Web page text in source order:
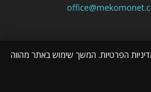
אפוורלד - מגזין שיווק באינטרנט
הפרטיות. המשך שימוש באתר מהווה